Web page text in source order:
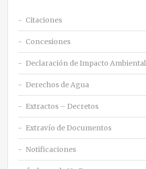
Citaciones
Concesiones
Declaración de Impacto Ambiental
Derechos de Agua
Extractos – Decretos
Extravío de Documentos
Notificaciones